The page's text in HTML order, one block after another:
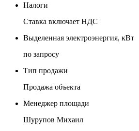
Налоги
Ставка включает НДС
Выделенная электроэнергия, кВт
по запросу
Тип продажи
Продажа объекта
Менеджер площади
Шурупов Михаил